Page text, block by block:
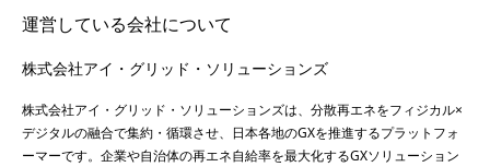
運営している会社について
株式会社アイ・グリッド・ソリューションズ
株式会社アイ・グリッド・ソリューションズは、分散再エネをフィジカル×
デジタルの融合で集約・循環させ、日本各地のGXを推進するプラットフォ
ーマーです。企業や自治体の再エネ自給率を最大化するGXソリューション